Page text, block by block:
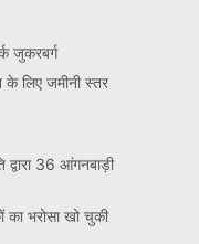
जुकरबर्ग
के लिए जमीनी स्तर
द्वारा 36 आंगनबाड़ी
भरोसा खो चुकी